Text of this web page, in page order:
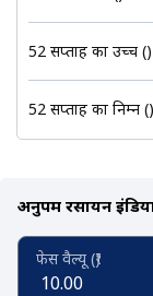
52 सप्ताह का उच्च (₹)
52 सप्ताह का निम्न (₹)
अनुपम रसायन
फेस वैल्यू (₹)
10.00